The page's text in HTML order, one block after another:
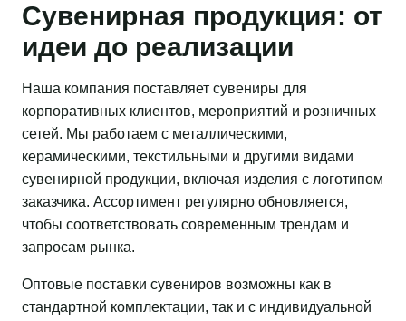
Сувенирная продукция: от
идеи до реализации
Наша компания поставляет сувениры для
корпоративных клиентов, мероприятий и розничных
сетей. Мы работаем с металлическими,
керамическими, текстильными и другими видами
сувенирной продукции, включая изделия с логотипом
заказчика. Ассортимент регулярно обновляется,
чтобы соответствовать современным трендам и
запросам рынка.
Оптовые поставки сувениров возможны как в
стандартной комплектации, так и с индивидуальной